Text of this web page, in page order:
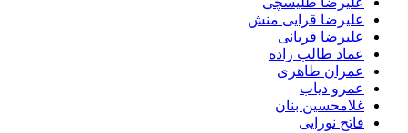
علیرضا قرایی منش
علیرضا قربانی
عماد طالب زاده
عمران طاهری
عمرو دیاب
غلامحسین بنان
فاتح نورایی